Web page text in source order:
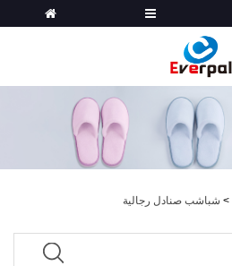
> شباشب صنادل رجالية